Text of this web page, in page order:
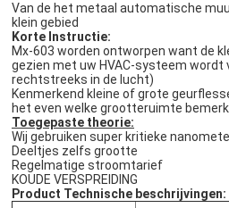
Van de het metaal automatische
klein gebied
Korte Instructie:
Mx-603 worden ontworpen want de
gezien met uw HVAC-systeem wordt
rechtstreeks in de lucht)
Kenmerkend kleine of grote
het even welke grootteruimte
Toegepaste theorie:
Wij gebruiken super kritieke
Deeltjes zelfs grootte
Regelmatige stroomtarief
KOUDE VERSPREIDING
Product Technische beschrijvingen: